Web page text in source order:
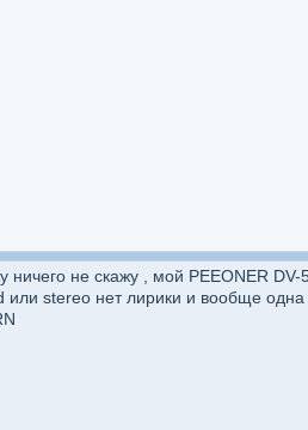
ничего не скажу , мой PEEONER
или stereo нет лирики и вообще